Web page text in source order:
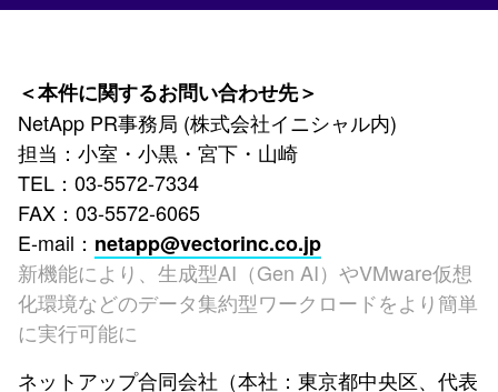
＜本件に関するお問い合わせ先＞
NetApp PR事務局 (株式会社イニシャル内)
担当：小室・小黒・宮下・山崎
TEL：03-5572-7334
FAX：03-5572-6065
E-mail： netapp@vectorinc.co.jp
新機能により、生成型AI（Gen AI）やVMware仮想
化環境などのデータ集約型ワークロードをより簡単
に実行可能に
ネットアップ合同会社（本社：東京都中央区、代表